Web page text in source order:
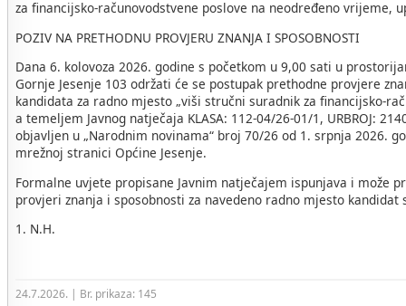
za financijsko-računovodstvene poslove na neodređeno vrijeme,
POZIV NA PRETHODNU PROVJERU ZNANJA I SPOSOBNOSTI
Dana 6. kolovoza 2026. godine s početkom u 9,00 sati u
Gornje Jesenje 103 održati će se postupak prethodne provjere
kandidata za radno mjesto „viši stručni suradnik za financijsko-
a temeljem Javnog natječaja KLASA: 112-04/26-01/1, URBROJ:
objavljen u „Narodnim novinama“ broj 70/26 od 1. srpnja 2026.
mrežnoj stranici Općine Jesenje.
Formalne uvjete propisane Javnim natječajem ispunjava i može
provjeri znanja i sposobnosti za navedeno radno mjesto
1. N.H.
24.7.2026. | Br. prikaza: 145